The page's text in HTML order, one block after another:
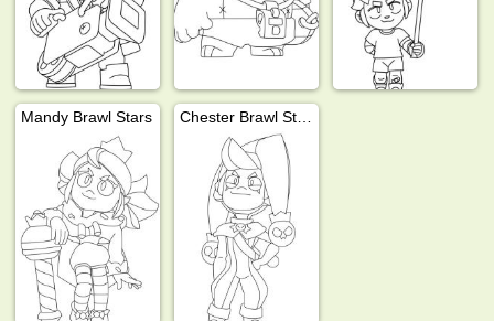
Mandy Brawl Stars